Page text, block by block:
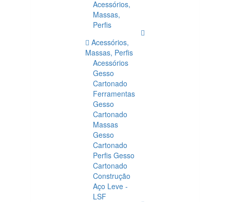
Acessórios,
Massas,
Perfis
Acessórios,
Massas, Perfis
Acessórios
Gesso
Cartonado
Ferramentas
Gesso
Cartonado
Massas
Gesso
Cartonado
Perfis Gesso
Cartonado
Construção
Aço Leve -
LSF